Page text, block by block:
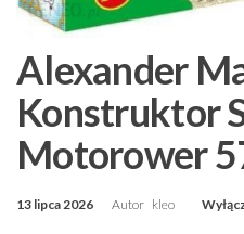
Alexander
Konstruktor
Motorower
13 lipca 2026 Autor kleo